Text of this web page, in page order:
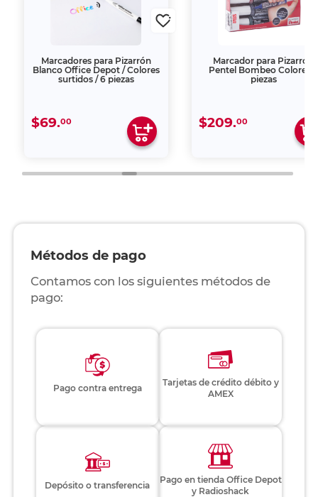
Marcadores para Pizarrón
Blanco Office Depot / Colores
surtidos / 6 piezas
$69.00
Marcador para Pizarrón
Pentel Bombeo Colores 4
piezas
$209.00
Métodos de pago
Contamos con los siguientes métodos de
pago:
Pago contra entrega
Tarjetas de crédito débito y
AMEX
Depósito o transferencia
Pago en tienda Office Depot
y Radioshack